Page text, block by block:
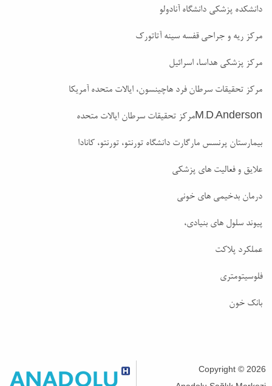
دانشکده پزشکی دانشگاه آنادولو
مرکز ریه و جراحی قفسه سینه آتاتورک
مرکز پزشکی هداسا، اسرائیل
مرکز تحقیقات سرطان فرد هاچینسون، ایالات متحده آمریکا
M.D.Andersonمرکز تحقیقات سرطان ایالات متحده
بیمارستان پرنسس مارگارت دانشگاه تورنتو، تورنتو، کانادا
علایق و فعالیت های پزشکی
درمان بدخیمی های خونی
پیوند سلول های بنیادی،
عملکرد پلاکت
فلوسیتومتری
بانک خون
Copyright © 2026